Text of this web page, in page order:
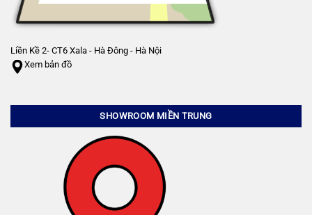
Liền Kề 2- CT6 Xala - Hà Đông - Hà Nội
Xem bản đồ
SHOWROOM MIỀN TRUNG